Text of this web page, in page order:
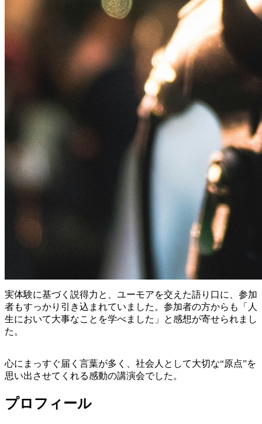
実体験に基づく説得力と、ユーモアを交えた語り口に、参加
者もすっかり引き込まれていました。参加者の方からも「人
生において大事なことを学べました」と感想が寄せられまし
た。
心にまっすぐ届く言葉が多く、社会人として大切な“原点”を
思い出させてくれる感動の講演会でした。
プロフィール